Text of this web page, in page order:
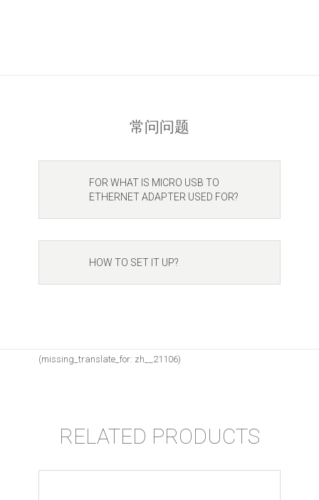
常问问题
FOR WHAT IS MICRO USB TO
ETHERNET ADAPTER USED FOR?
HOW TO SET IT UP?
(missing_translate_for: zh__21106)
RELATED PRODUCTS